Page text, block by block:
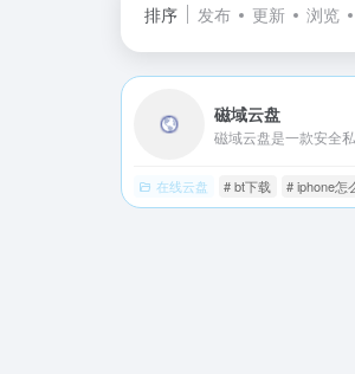
排序 发布 更新 浏览
磁域云盘
在线云盘 # bt下载 # iphone怎